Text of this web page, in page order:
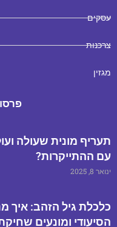
עסקים
צרכנות
מגזין
תעריף מונית שעולה
עם ההתייקרות?
ינואר 8, 2025
כלכלת גיל הזהב: איך
הסיעודי ומונעים